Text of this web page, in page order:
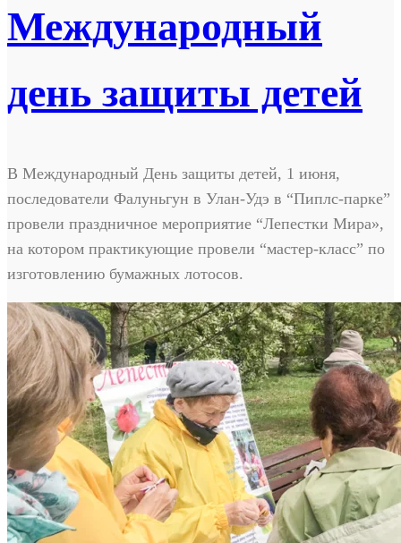
Международный
день защиты детей
В Международный День защиты детей, 1 июня,
последователи Фалуньгун в Улан-Удэ в “Пиплс-парке”
провели праздничное мероприятие “Лепестки Мира»,
на котором практикующие провели “мастер-класс” по
изготовлению бумажных лотосов.